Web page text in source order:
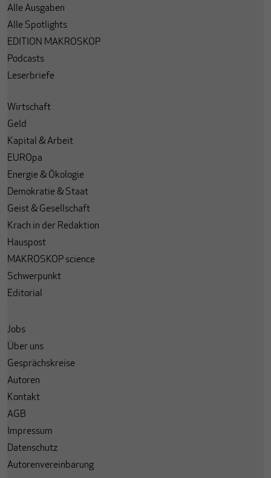
Alle Ausgaben
Alle Spotlights
EDITION MAKROSKOP
Podcasts
Leserbriefe
Wirtschaft
Geld
Kapital & Arbeit
EUROpa
Energie & Ökologie
Demokratie & Staat
Geist & Gesellschaft
Krach in der Redaktion
Hauspost
MAKROSKOP science
Schwerpunkt
Editorial
Jobs
Über uns
Gesprächskreise
Autoren
Kontakt
AGB
Impressum
Datenschutz
Autorenvereinbarung